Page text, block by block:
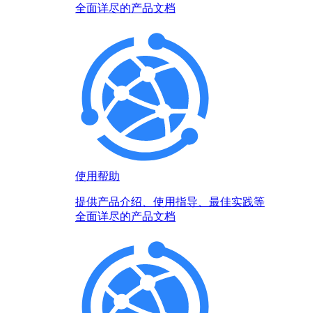
全面详尽的产品文档
使用帮助
提供产品介绍、使用指导、最佳实践等
全面详尽的产品文档